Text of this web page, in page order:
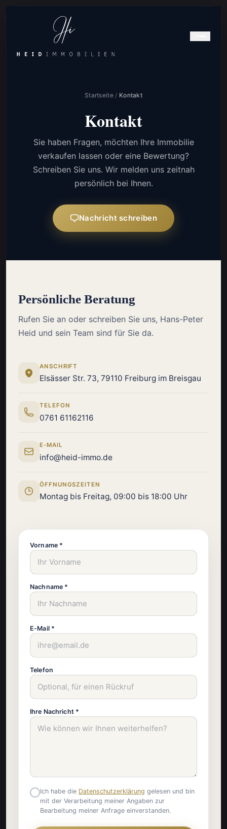
Startseite / Kontakt
Kontakt
Sie haben Fragen, möchten Ihre Immobilie
verkaufen lassen oder eine Bewertung?
Schreiben Sie uns. Wir melden uns zeitnah
persönlich bei Ihnen.
Nachricht schreiben
Persönliche Beratung
Rufen Sie an oder schreiben Sie uns, Hans-Peter
Heid und sein Team sind für Sie da.
ANSCHRIFT
Elsässer Str. 73, 79110 Freiburg im Breisgau
TELEFON
0761 61162116
E-MAIL
info@heid-immo.de
ÖFFNUNGSZEITEN
Montag bis Freitag, 09:00 bis 18:00 Uhr
Vorname *
Nachname *
E-Mail *
Telefon
Ihre Nachricht *
Ich habe die Datenschutzerklärung gelesen und bin
mit der Verarbeitung meiner Angaben zur
Bearbeitung meiner Anfrage einverstanden.